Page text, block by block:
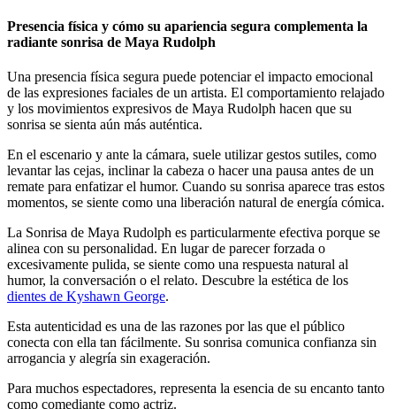
Presencia física y cómo su apariencia segura complementa la
radiante sonrisa de Maya Rudolph
Una presencia física segura puede potenciar el impacto emocional
de las expresiones faciales de un artista. El comportamiento relajado
y los movimientos expresivos de Maya Rudolph hacen que su
sonrisa se sienta aún más auténtica.
En el escenario y ante la cámara, suele utilizar gestos sutiles, como
levantar las cejas, inclinar la cabeza o hacer una pausa antes de un
remate para enfatizar el humor. Cuando su sonrisa aparece tras estos
momentos, se siente como una liberación natural de energía cómica.
La Sonrisa de Maya Rudolph es particularmente efectiva porque se
alinea con su personalidad. En lugar de parecer forzada o
excesivamente pulida, se siente como una respuesta natural al
humor, la conversación o el relato. Descubre la estética de los
dientes de Kyshawn George.
Esta autenticidad es una de las razones por las que el público
conecta con ella tan fácilmente. Su sonrisa comunica confianza sin
arrogancia y alegría sin exageración.
Para muchos espectadores, representa la esencia de su encanto tanto
como comediante como actriz.